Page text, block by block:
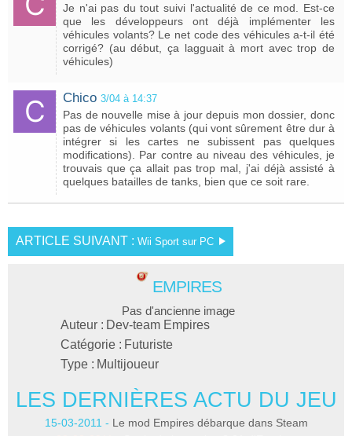
Je n'ai pas du tout suivi l'actualité de ce mod. Est-ce
que les développeurs ont déjà implémenter les
véhicules volants? Le net code des véhicules a-t-il été
corrigé? (au début, ça lagguait à mort avec trop de
véhicules)
Chico 3/04 à 14:37
Pas de nouvelle mise à jour depuis mon dossier, donc
pas de véhicules volants (qui vont sûrement être dur à
intégrer si les cartes ne subissent pas quelques
modifications). Par contre au niveau des véhicules, je
trouvais que ça allait pas trop mal, j'ai déjà assisté à
quelques batailles de tanks, bien que ce soit rare.
ARTICLE SUIVANT : Wii Sport sur PC
EMPIRES
Pas d'ancienne image
Auteur : Dev-team Empires
Catégorie : Futuriste
Type : Multijoueur
LES DERNIÈRES ACTU DU JEU
15-03-2011 - Le mod Empires débarque dans Steam